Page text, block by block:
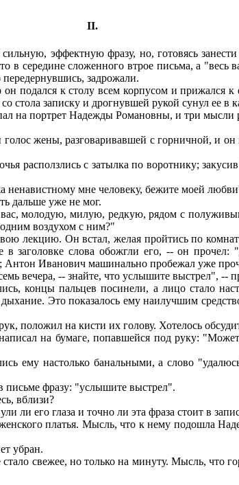
II.
эффектную фразу, но, готовясь
середине сложенного втрое письма, а "весь
передернувшись, задрожали.
подался к столу всем корпусом и прижался
стола записку и дрогнувшей рукой сунул ее в
на портрет Надежды Романовны, и три мысли
жены, разговаривавшей с горничной, и
расползлись с затылка по воротнику;
мне человеку, бежите моей
дальше уже не мог.
молодую, милую, редкую, рядом с
воздухом с ним?"
лекцию. Он встал, желая пройтись по
в заголовке слова обожгли его, -- он
Антон Иванович машинально пробежал уже
вечера, -- знайте, что услышите выстрел", --
концы пальцев посинели, а лицо стало
Это показалось ему наилучшим
положил на кисти их голову. Хотелось
на бумаге, попавшейся под руку:
ему настолько банальными, а слово
фразу: "услышите выстрел".
вблизи?
ли его глаза и точно ли эта фраза стоит в
платья. Мысль, что к нему подошла
убран.
свежее, но только на минуту. Мысль, что